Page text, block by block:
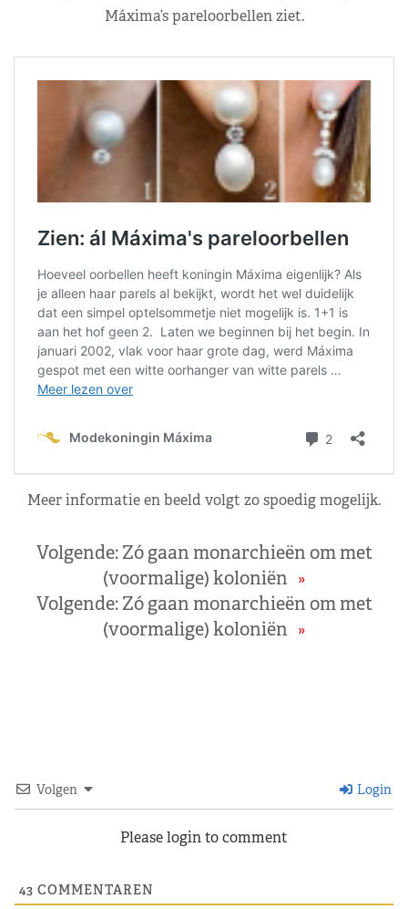
Máxima’s pareloorbellen ziet.
Meer informatie en beeld volgt zo spoedig mogelijk.
Volgende: Zó gaan monarchieën om met
(voormalige) koloniën »
Volgende: Zó gaan monarchieën om met
(voormalige) koloniën »
Volgen Login
Please login to comment
43 COMMENTAREN